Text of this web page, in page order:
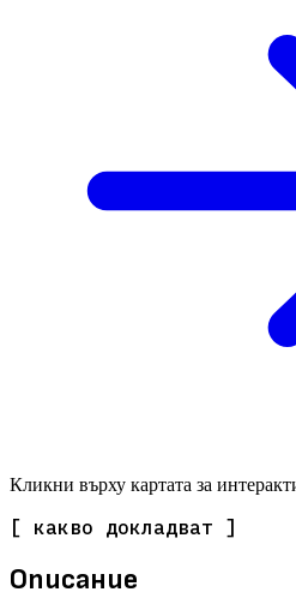
Кликни върху картата за
[ какво докладват ]
Описание